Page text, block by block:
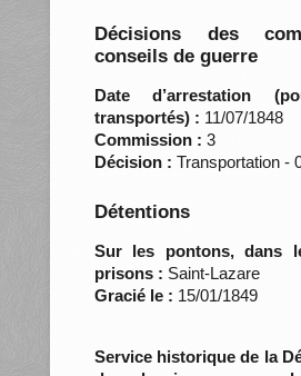
Décisions des
conseils de guerre
Date d’arrestation
transportés) : 11/07/1848
Commission : 3
Décision : Transportation -
Détentions
Sur les pontons, dans
prisons : Saint-Lazare
Gracié le : 15/01/1849
Service historique de la